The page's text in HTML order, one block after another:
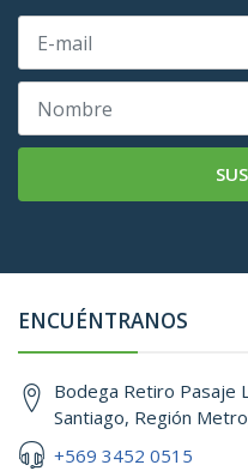
ENCUÉNTRANOS
Bodega Retiro Pasaje
Santiago, Región
+569 3452 0515